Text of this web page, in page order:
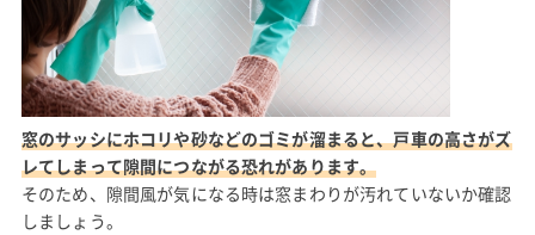
窓のサッシにホコリや砂などのゴミが溜まると、戸車の高さがズ
レてしまって隙間につながる恐れがあります。
そのため、隙間風が気になる時は窓まわりが汚れていないか確認
しましょう。